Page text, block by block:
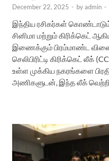
December 22, 2025 - byadmin -
இந்திய ரசிகர்கள்
சினிமா மற்றும் கிரிக்கெட்
இணைக்கும் பிரம்மாண்ட
செலிபிரிட்டி கிரிக்கெட் லீக்
உள்ள முக்கிய நகரங்களை
அணிகளுடன், இந்த லீக்